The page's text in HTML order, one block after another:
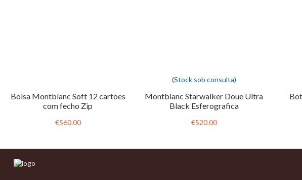
Bolsa Montblanc Soft 12 cartões
com fecho Zip
€560.00
(Stock sob consulta)
Montblanc Starwalker Doue Ultra
Black Esferografica
€520.00